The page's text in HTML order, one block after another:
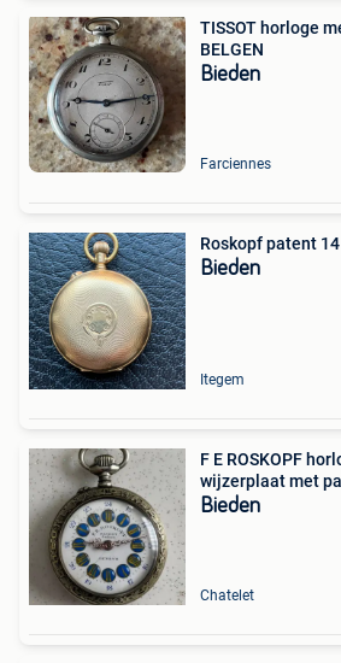
TISSOT horloge
BELGEN
Bieden
Farciennes
Roskopf patent 14
Bieden
Itegem
F E ROSKOPF horloge, 9
wijzerplaat met
Bieden
Chatelet